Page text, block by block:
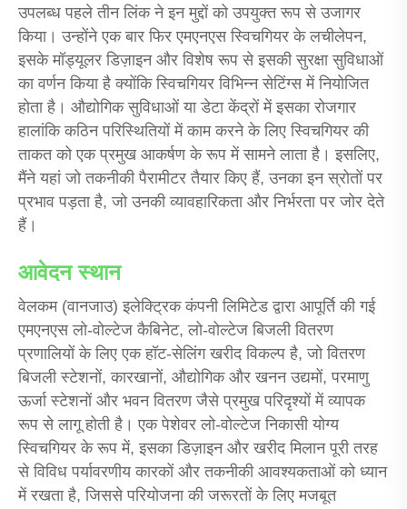
उपलब्ध पहले तीन लिंक ने इन मुद्दों को उपयुक्त रूप से उजागर
किया। उन्होंने एक बार फिर एमएनएस स्विचगियर के लचीलेपन,
इसके मॉड्यूलर डिज़ाइन और विशेष रूप से इसकी सुरक्षा सुविधाओं
का वर्णन किया है क्योंकि स्विचगियर विभिन्न सेटिंग्स में नियोजित
होता है। औद्योगिक सुविधाओं या डेटा केंद्रों में इसका रोजगार
हालांकि कठिन परिस्थितियों में काम करने के लिए स्विचगियर की
ताकत को एक प्रमुख आकर्षण के रूप में सामने लाता है। इसलिए,
मैंने यहां जो तकनीकी पैरामीटर तैयार किए हैं, उनका इन स्रोतों पर
प्रभाव पड़ता है, जो उनकी व्यावहारिकता और निर्भरता पर जोर देते
हैं।
आवेदन स्थान
वेलकम (वानजाउ) इलेक्ट्रिक कंपनी लिमिटेड द्वारा आपूर्ति की गई
एमएनएस लो-वोल्टेज कैबिनेट, लो-वोल्टेज बिजली वितरण
प्रणालियों के लिए एक हॉट-सेलिंग खरीद विकल्प है, जो वितरण
बिजली स्टेशनों, कारखानों, औद्योगिक और खनन उद्यमों, परमाणु
ऊर्जा स्टेशनों और भवन वितरण जैसे प्रमुख परिदृश्यों में व्यापक
रूप से लागू होती है। एक पेशेवर लो-वोल्टेज निकासी योग्य
स्विचगियर के रूप में, इसका डिज़ाइन और खरीद मिलान पूरी तरह
से विविध पर्यावरणीय कारकों और तकनीकी आवश्यकताओं को ध्यान
में रखता है, जिससे परियोजना की जरूरतों के लिए मजबूत